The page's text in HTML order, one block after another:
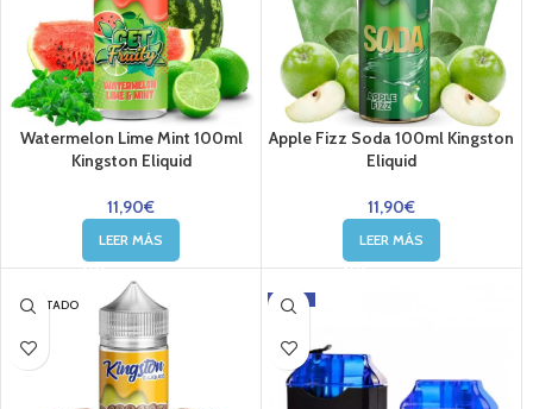
Watermelon Lime Mint 100ml
Kingston Eliquid
11,90€
LEER MÁS
Apple Fizz Soda 100ml Kingston
Eliquid
11,90€
LEER MÁS
AGOTADO -22%